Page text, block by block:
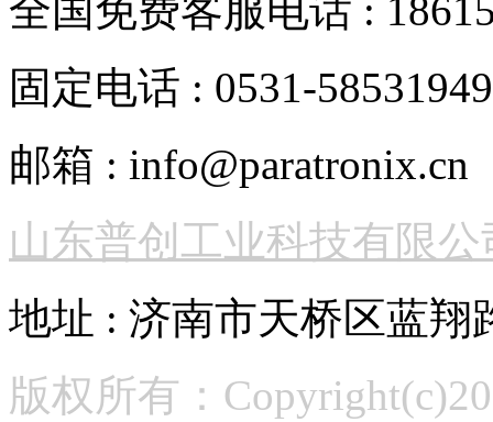
全国免费客服电话 :
固定电话 : 0531-58531949
邮箱 : info@paratronix.cn
山东普创工业科技有限公
地址 : 济南市天桥区蓝翔
版权所有：